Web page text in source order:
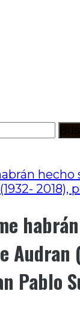
hecho
2018),
Audran
Pablo